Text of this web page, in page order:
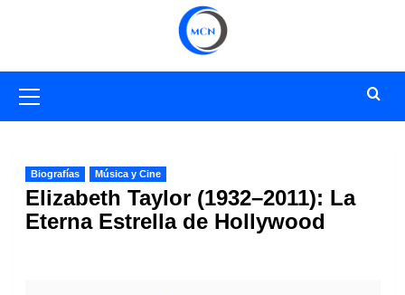
primario
Biografías Música y Cine
Elizabeth Taylor (1932–2011): La
Eterna Estrella de Hollywood